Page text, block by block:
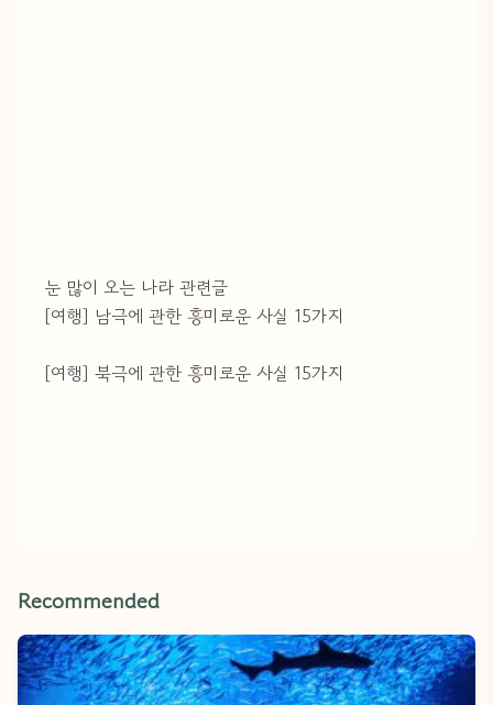
눈 많이 오는 나라 관련글
[여행] 남극에 관한 흥미로운 사실 15가지
[여행] 북극에 관한 흥미로운 사실 15가지
Recommended